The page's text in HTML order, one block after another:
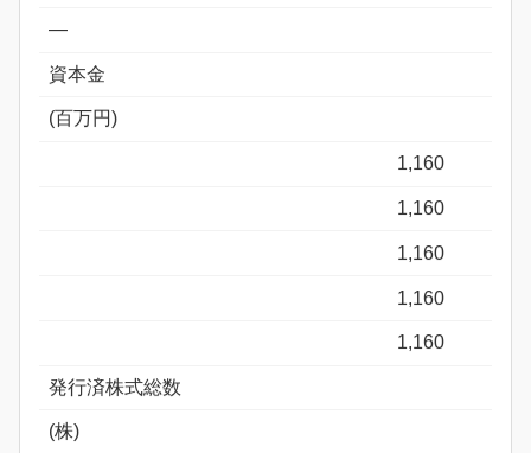
―
資本金
(百万円)
1,160
1,160
1,160
1,160
1,160
発行済株式総数
(株)